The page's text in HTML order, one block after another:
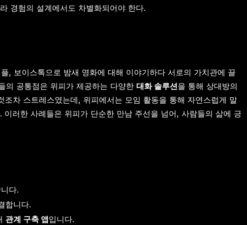
경험의 설계에서도 차별화되어야 한다.
, 보이스톡으로 밤새 영화에 대해 이야기하다 서로의 가치관에 끌
의 공통점은 위피가 제공하는 다양한 대화 솔루션을 통해 상대방의
차 스트레스였는데, 위피에서는 모임 활동을 통해 자연스럽게 말
러한 사례들은 위피가 단순한 만남 주선을 넘어, 사람들의 삶에 긍
다.
합니다.
관계 구축 앱입니다.